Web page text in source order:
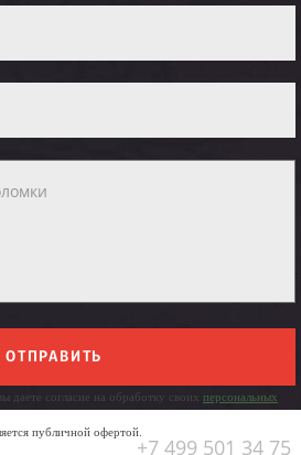
ОТПРАВИТЬ
согласие на обработку своих персональных
публичной офертой.
+7 499 501 34 75